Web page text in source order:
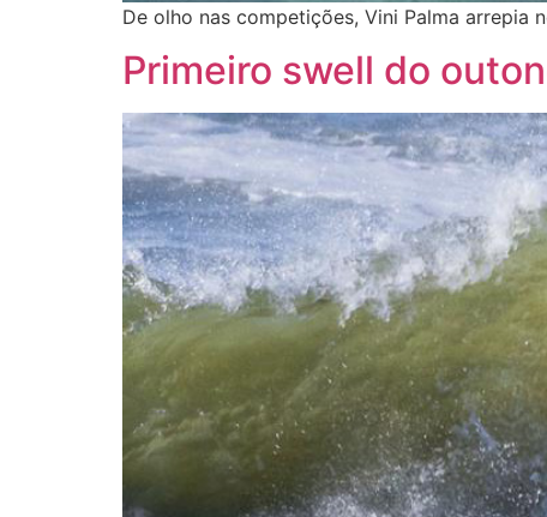
De olho nas competições, Vini Palma arrepia
Primeiro swell do